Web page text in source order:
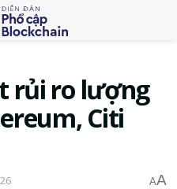
rủi ro lượng
Citi
AA